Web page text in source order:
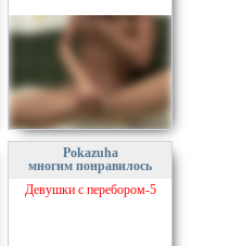
Pokazuha
многим понравилось
Девушки с перебором-5